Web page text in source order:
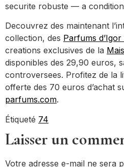
securite robuste — a
Decouvrez des maintenant
collection, des Parfums
creations exclusives de la
disponibles des 29,90 euros,
controversees. Profitez de la
offerte des 70 euros d’achat
parfums.com.
Étiqueté 74
Laisser un
Votre adresse e-mail ne sera